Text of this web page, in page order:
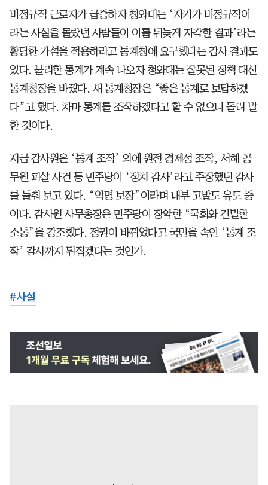
비정규직 근로자가 급증하자 청와대는 ‘자기가 비정규직이
라는 사실을 몰랐던 사람들이 이를 뒤늦게 자각한 결과’라는
황당한 가설을 적용하라고 통계청에 요구했다는 감사 결과도
있다. 불리한 통계가 계속 나오자 청와대는 잘못된 정책 대신
통계청장을 바꿨다. 새 통계청장은 “좋은 통계로 보답하겠
다”고 했다. 차마 통계를 조작하겠다고 할 수 없으니 돌려 말
한 것이다.
지금 감사원은 ‘통계 조작’ 외에 원전 경제성 조작, 서해 공
무원 피살 사건 등 민주당이 ‘정치 감사’라고 주장했던 감사
를 들춰 보고 있다. “익명 보장”이라며 내부 고발도 유도 중
이다. 감사원 사무총장은 민주당이 장악한 “국회와 긴밀한
소통”을 강조했다. 정권이 바뀌었다고 국민을 속인 ‘통계 조
작’ 감사까지 뒤집겠다는 것인가.
#사설